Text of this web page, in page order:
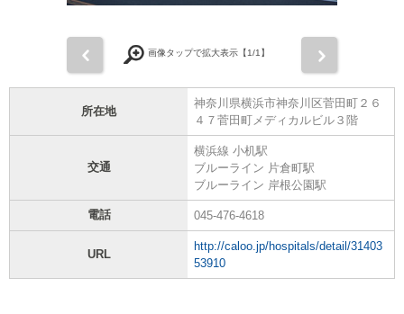
画像タップで拡大表示【1/1】
所在地
神奈川県横浜市神奈川区菅田町２６
４７菅田町メディカルビル３階
交通
横浜線 小机駅
ブルーライン 片倉町駅
ブルーライン 岸根公園駅
電話 045-476-4618
URL
http://caloo.jp/hospitals/detail/31403
53910